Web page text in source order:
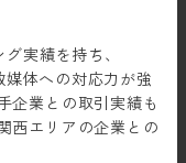
実績を持ち、
体への対応力が強
企業との取引実績も
西エリアの企業との